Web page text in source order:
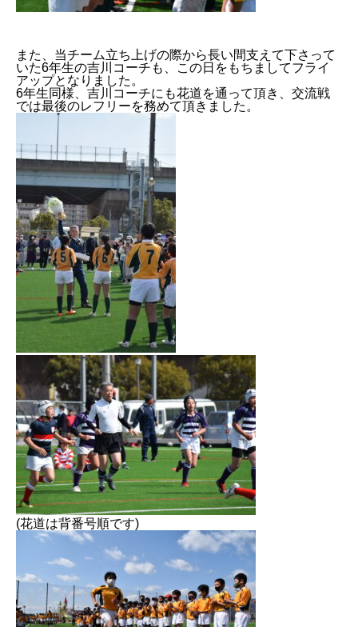
また、当チーム立ち上げの際から長い間支えて下さって
いた6年生の吉川コーチも、この日をもちましてフライ
アップとなりま した。
6年生同様、吉川コーチにも花道を通って頂き、交流戦
では最後のレフリーを務めて頂きました。
(花道は背番号順です)